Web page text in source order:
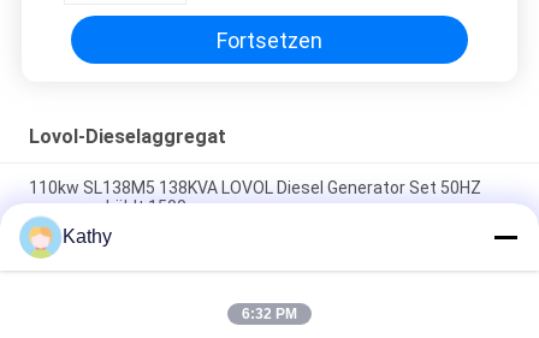
Fortsetzen
Lovol-Dieselaggregat
110kw SL138M5 138KVA LOVOL Diesel Generator Set 50HZ
wassergekühlt 1500rpm
offene Art Maschine 130kw 163kva des Dieselaggregat-
LOVOL mit Stamford-Generator
Dieselaggregat 60hz 26kw LOVOL trieb 33 Bau KVA-
Kathy
6:32 PM